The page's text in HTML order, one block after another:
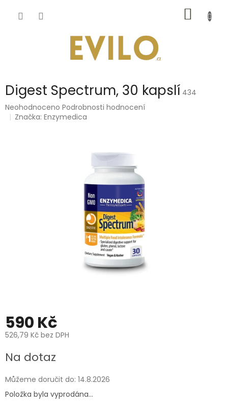
KOŠÍK
Digest Spectrum, 30 kapslí 434
Průměrné
hodnocení
Neohodnoceno Podrobnosti hodnocení
Značka:Enzymedica
590 Kč
526,79 Kč bez DPH
cena:
Na dotaz
Můžeme doručit do: 14.8.2026
Položka byla vyprodána…